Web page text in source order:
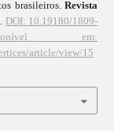
brasileiros.Revista
DOI: 10.19180/1809-
em:
article/view/15